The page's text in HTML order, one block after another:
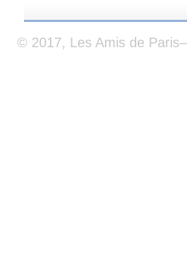
© 2017, Les Amis de